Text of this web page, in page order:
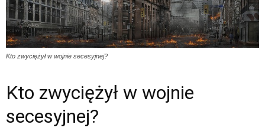
Kto zwyciężył w wojnie secesyjnej?
Kto zwyciężył w wojnie
secesyjnej?